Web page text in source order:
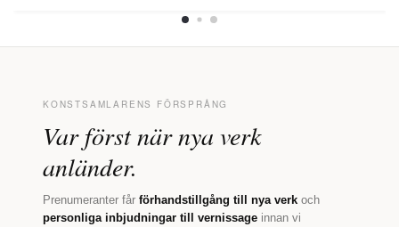
KONSTSAMLARENS FÖRSPRÅNG
Var först när nya verk
anländer.
Prenumeranter får förhandstillgång till nya verk och
personliga inbjudningar till vernissage innan vi